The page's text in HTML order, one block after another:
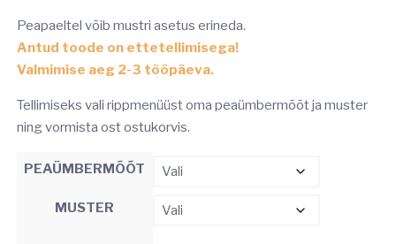
Peapaeltel võib mustri asetus erineda.
Antud toode on ettetellimisega!
Valmimise aeg 2-3 tööpäeva.
Tellimiseks vali rippmenüüst oma peaümbermõõt ja muster
ning vormista ost ostukorvis.
PEAÜMBERMÕÕT
MUSTER